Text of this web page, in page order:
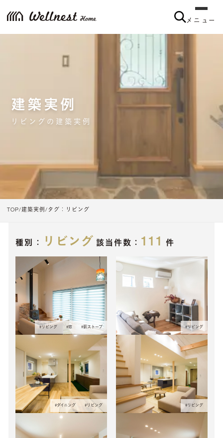
メニュー
メニュー
建築実例
リビングの建築実例
TOP 建築実例 タグ：リビング
種別： リビング 該当件数： 111 件
# リビング #窓 #薪ストーブ #リビング
#ダイニング #リビング #リビング